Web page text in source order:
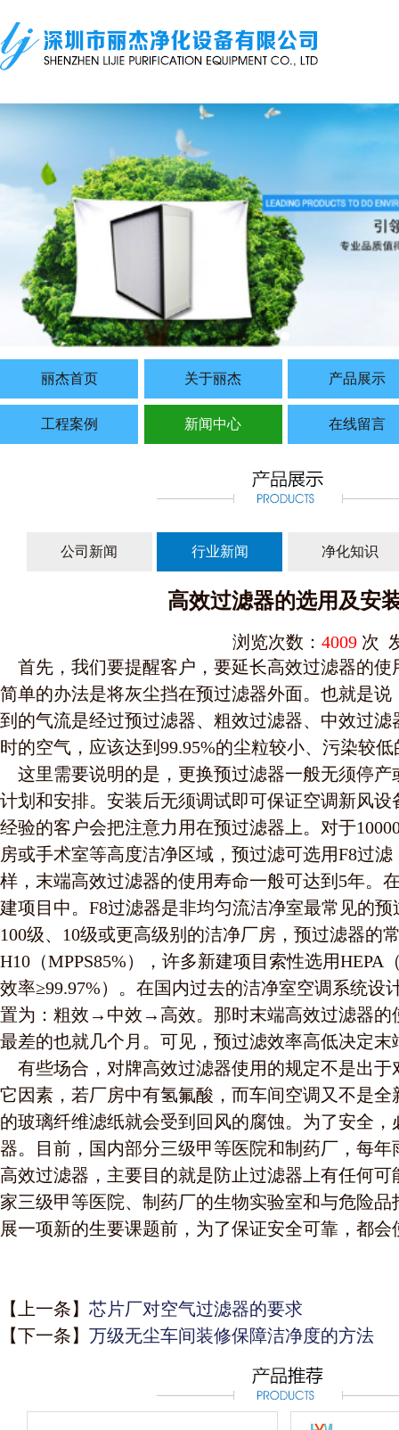
丽杰首页 关于丽杰 产品展示
工程案例 新闻中心 在线留言
公司新闻 行业新闻 净化知识
高效过滤器的选用及安
浏览次数： 4009 次
首先，我们要提醒客户，要延长高效过滤器的使
简单的办法是将灰尘挡在预过滤器外面。也就是
到的气流是经过预过滤器、粗效过滤器、中效过
时的空气，应该达到99.95%的尘粒较小、污染较
这里需要说明的是，更换预过滤器一般无须停产
计划和安排。安装后无须调试即可保证空调新风
经验的客户会把注意力用在预过滤器上。对于
房或手术室等高度洁净区域，预过滤可选用F8过
样，末端高效过滤器的使用寿命一般可达到5年。
建项目中。F8过滤器是非均匀流洁净室最常见的
100级、10级或更高级别的洁净厂房，预过滤器的
H10（MPPS85%），许多新建项目索性选用HEPA
效率≥99.97%）。在国内过去的洁净室空调系统设
置为：粗效→中效→高效。那时末端高效过滤器的
最差的也就几个月。可见，预过滤效率高低决定末
有些场合，对牌高效过滤器使用的规定不是出于
它因素，若厂房中有氢氟酸，而车间空调又不是
的玻璃纤维滤纸就会受到回风的腐蚀。为了安全
器。目前，国内部分三级甲等医院和制药厂，每
高效过滤器，主要目的就是防止过滤器上有任何
家三级甲等医院、制药厂的生物实验室和与危险
展一项新的生要课题前，为了保证安全可靠，都
【上一条】 芯片厂对空气过滤器的要求
【下一条】 万级无尘车间装修保障洁净度的方法